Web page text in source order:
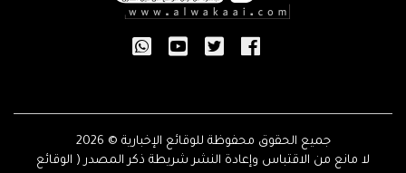
جميع الحقوق محفوظة للوقائع الإخبارية © 2026
لا مانع من الاقتباس وإعادة النشر شريطة ذكر المصدر ( الوقائع